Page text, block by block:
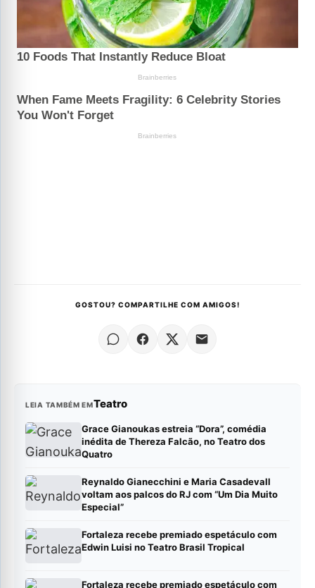
GOSTOU? COMPARTILHE COM AMIGOS!
LEIA TAMBÉM EMTeatro
Grace Gianoukas estreia “Dora”, comédia
inédita de Thereza Falcão, no Teatro dos
Quatro
Reynaldo Gianecchini e Maria Casadevall
voltam aos palcos do RJ com “Um Dia Muito
Especial”
Fortaleza recebe premiado espetáculo com
Edwin Luisi no Teatro Brasil Tropical
Fortaleza recebe premiado espetáculo com